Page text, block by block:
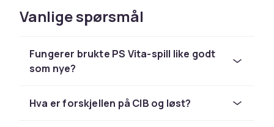
Persona 4 Golden, Tearaway och Gravity Rush.
Vita-spill
forsiktig. Kassetter: kontroller
kontaktpunktene. CIB med originalemballasje
Vanlige spørsmål
Fungerer brukte PS Vita-spill like godt
som nye?
Hva er forskjellen på CIB og løst?